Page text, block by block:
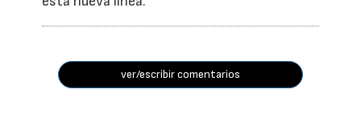
ver/escribir comentarios